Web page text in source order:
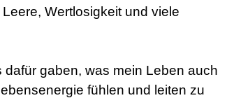
Wertlosigkeit und viele
gaben, was mein Leben auch
fühlen und leiten zu